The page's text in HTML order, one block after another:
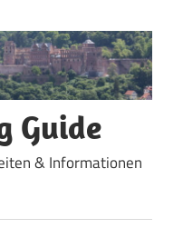
Guide
& Informationen